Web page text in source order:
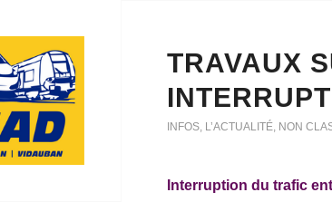
TRAVAUX
INFOS, L’ACTUALITÉ, NON
Interruption du trafic